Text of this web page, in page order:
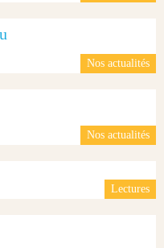
Nos actualités
Nos actualités
Lectures